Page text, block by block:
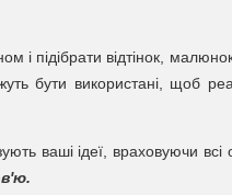
підібрати відтінок,
бути використані, щоб
ваші ідеї, враховуючи всі